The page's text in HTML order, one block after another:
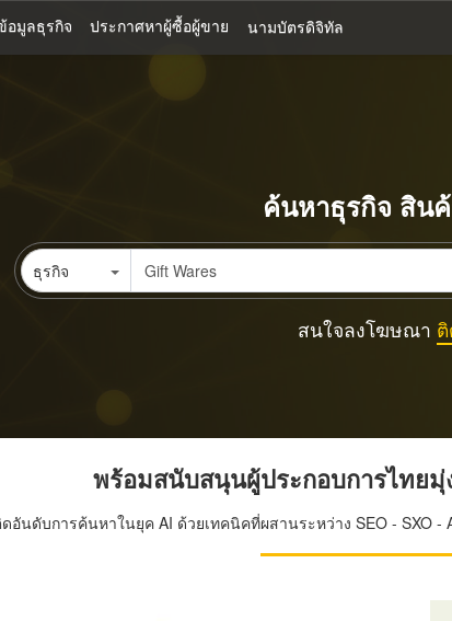
อมูลธุรกิจ ประกาศหาผู้ซื้อผู้ขาย นามบัตรดิจิทัล
ค้นหาธุรกิจ สิน
ธุรกิจ
สนใจลงโฆษณา
พร้อมสนับสนุนผู้ประกอบการไทย
อันดับการค้นหาในยุค AI ด้วยเทคนิคที่ผสานระหว่าง SEO -